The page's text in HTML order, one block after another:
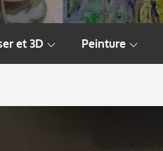
et 3D Peinture